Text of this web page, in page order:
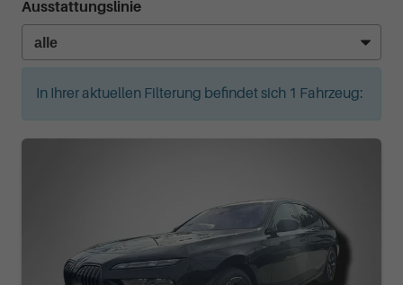
Ausstattungslinie
In Ihrer aktuellen Filterung befindet sich 1 Fahrzeug: